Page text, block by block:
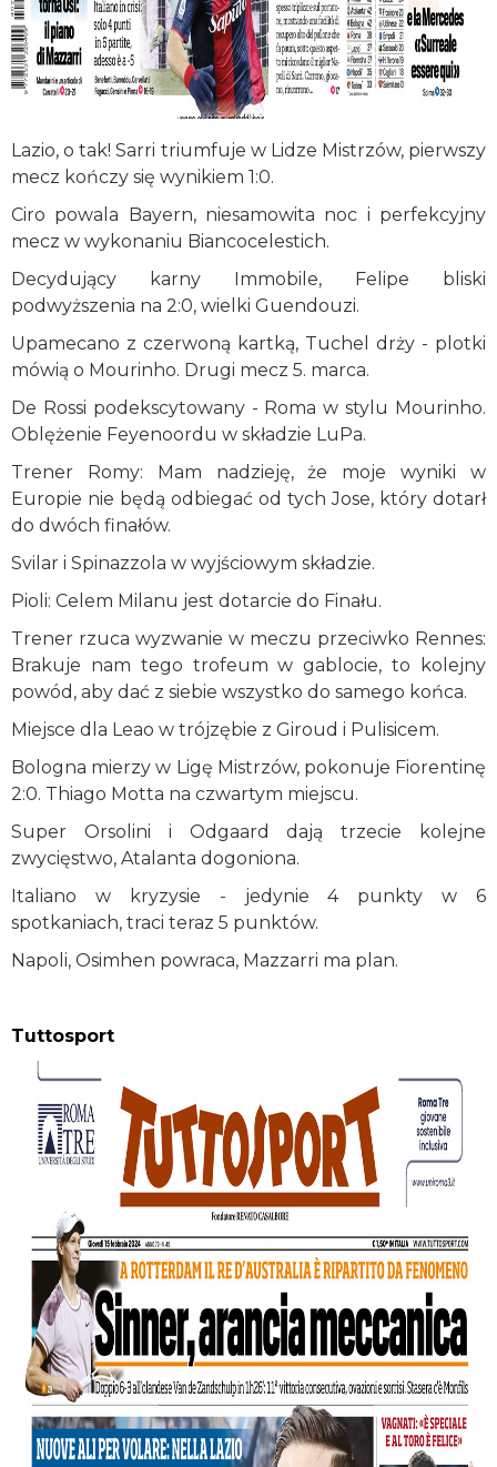
Lazio, o tak! Sarri triumfuje w Lidze Mistrzów, pierwszy
mecz kończy się wynikiem 1:0.
Ciro powala Bayern, niesamowita noc i perfekcyjny
mecz w wykonaniu Biancocelestich.
Decydujący karny Immobile, Felipe bliski
podwyższenia na 2:0, wielki Guendouzi.
Upamecano z czerwoną kartką, Tuchel drży - plotki
mówią o Mourinho. Drugi mecz 5. marca.
De Rossi podekscytowany - Roma w stylu Mourinho.
Oblężenie Feyenoordu w składzie LuPa.
Trener Romy: Mam nadzieję, że moje wyniki w
Europie nie będą odbiegać od tych Jose, który dotarł
do dwóch finałów.
Svilar i Spinazzola w wyjściowym składzie.
Pioli: Celem Milanu jest dotarcie do Finału.
Trener rzuca wyzwanie w meczu przeciwko Rennes:
Brakuje nam tego trofeum w gablocie, to kolejny
powód, aby dać z siebie wszystko do samego końca.
Miejsce dla Leao w trójzębie z Giroud i Pulisicem.
Bologna mierzy w Ligę Mistrzów, pokonuje Fiorentinę
2:0. Thiago Motta na czwartym miejscu.
Super Orsolini i Odgaard dają trzecie kolejne
zwycięstwo, Atalanta dogoniona.
Italiano w kryzysie - jedynie 4 punkty w 6
spotkaniach, traci teraz 5 punktów.
Napoli, Osimhen powraca, Mazzarri ma plan.
Tuttosport